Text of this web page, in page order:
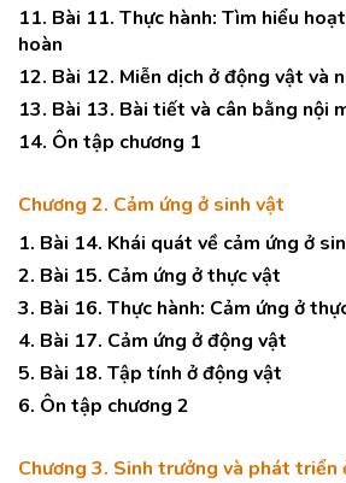
11. Bài 11. Thực hành: Tìm hiểu
hoàn
12. Bài 12. Miễn dịch ở động vật và
13. Bài 13. Bài tiết và cân bằng nội
14. Ôn tập chương 1
Chương 2. Cảm ứng ở sinh vật
1. Bài 14. Khái quát về cảm ứng ở
2. Bài 15. Cảm ứng ở thực vật
3. Bài 16. Thực hành: Cảm ứng ở
4. Bài 17. Cảm ứng ở động vật
5. Bài 18. Tập tính ở động vật
6. Ôn tập chương 2
Chương 3. Sinh trưởng và phát triển